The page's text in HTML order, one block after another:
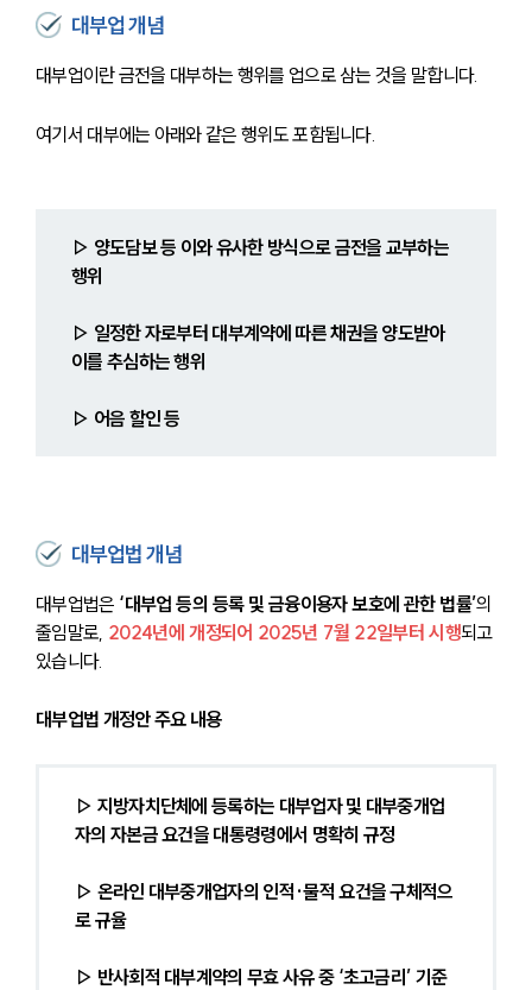
대부업 개념
대부업이란 금전을 대부하는 행위를 업으로 삼는 것을 말합니다.
여기서 대부에는 아래와 같은 행위도 포함됩니다.
▷ 양도담보 등 이와 유사한 방식으로 금전을 교부하는
행위
▷ 일정한 자로부터 대부계약에 따른 채권을 양도받아
이를 추심하는 행위
▷ 어음 할인 등
대부업법 개념
대부업법은 ‘대부업 등의 등록 및 금융이용자 보호에 관한 법률’의
줄임말로, 2024년에 개정되어 2025년 7월 22일부터 시행되고
있습니다.
대부업법 개정안 주요 내용
▷ 지방자치단체에 등록하는 대부업자 및 대부중개업
자의 자본금 요건을 대통령령에서 명확히 규정
▷ 온라인 대부중개업자의 인적·물적 요건을 구체적으
로 규율
▷ 반사회적 대부계약의 무효 사유 중 ‘초고금리’ 기준